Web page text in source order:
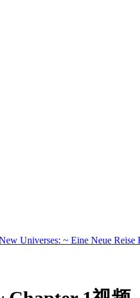
Universes: ~ Eine Neue